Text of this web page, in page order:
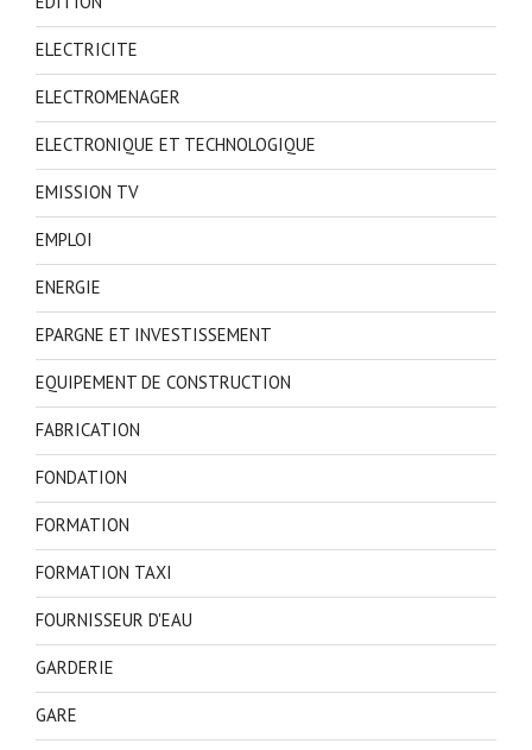
ELECTRICITE
ELECTROMENAGER
ELECTRONIQUE ET TECHNOLOGIQUE
EMISSION TV
EMPLOI
ENERGIE
EPARGNE ET INVESTISSEMENT
EQUIPEMENT DE CONSTRUCTION
FABRICATION
FONDATION
FORMATION
FORMATION TAXI
FOURNISSEUR D'EAU
GARDERIE
GARE